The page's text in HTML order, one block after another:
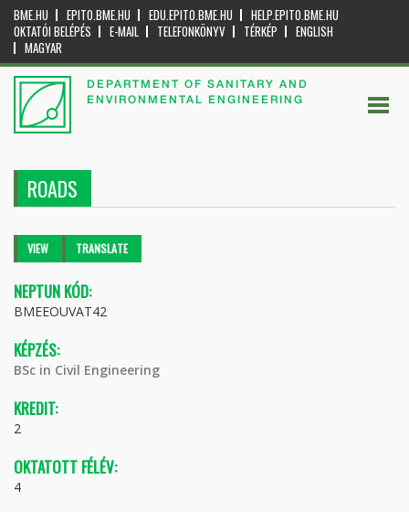
BME.HU EPITO.BME.HU EDU.EPITO.BME.HU
HELP.EPITO.BME.HU
OKTATÓI BELÉPÉS
E-MAIL TELEFONKÖNYV TÉRKÉP
ENGLISH
MAGYAR
DEPARTMENT OF SANITARY AND
ENVIRONMENTAL ENGINEERING
ROADS
Primary tabs
VIEW (ACTIVETRANSLATE
NEPTUN KÓD:
BMEEOUVAT42
KÉPZÉS:
BSc in Civil Engineering
KREDIT:
2
OKTATOTT FÉLÉV:
4